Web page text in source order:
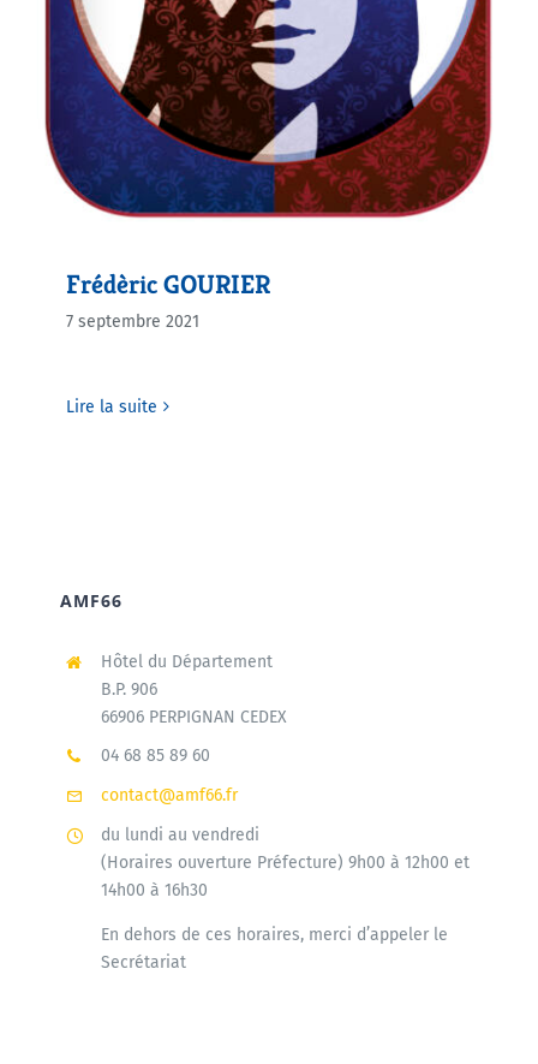
Municipales 2026
Frédèric GOURIER
7 septembre 2021
Lire la suite
AMF66
Hôtel du Département
B.P. 906
66906 PERPIGNAN CEDEX
04 68 85 89 60
contact@amf66.fr
du lundi au vendredi
(Horaires ouverture Préfecture) 9h00 à 12h00 et
14h00 à 16h30
En dehors de ces horaires, merci d’appeler le
Secrétariat